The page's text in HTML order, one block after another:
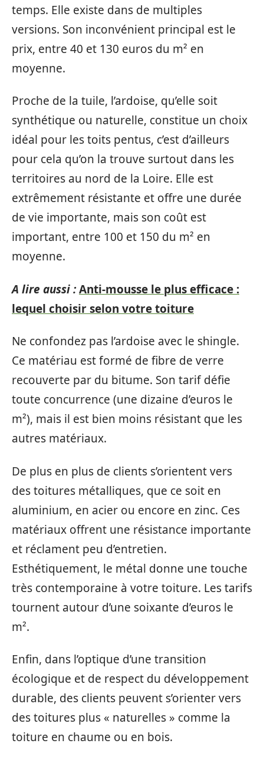
temps. Elle existe dans de multiples
versions. Son inconvénient principal est le
prix, entre 40 et 130 euros du m² en
moyenne.
Proche de la tuile, l’ardoise, qu’elle soit
synthétique ou naturelle, constitue un choix
idéal pour les toits pentus, c’est d’ailleurs
pour cela qu’on la trouve surtout dans les
territoires au nord de la Loire. Elle est
extrêmement résistante et offre une durée
de vie importante, mais son coût est
important, entre 100 et 150 du m² en
moyenne.
A lire aussi :Anti-mousse le plus efficace :
lequel choisir selon votre toiture
Ne confondez pas l’ardoise avec le shingle.
Ce matériau est formé de fibre de verre
recouverte par du bitume. Son tarif défie
toute concurrence (une dizaine d’euros le
m²), mais il est bien moins résistant que les
autres matériaux.
De plus en plus de clients s’orientent vers
des toitures métalliques, que ce soit en
aluminium, en acier ou encore en zinc. Ces
matériaux offrent une résistance importante
et réclament peu d’entretien.
Esthétiquement, le métal donne une touche
très contemporaine à votre toiture. Les tarifs
tournent autour d’une soixante d’euros le
m².
Enfin, dans l’optique d’une transition
écologique et de respect du développement
durable, des clients peuvent s’orienter vers
des toitures plus « naturelles » comme la
toiture en chaume ou en bois.